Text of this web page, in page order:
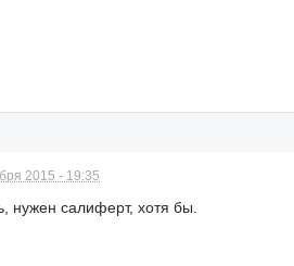
2015 - 19:35
нужен салиферт, хотя бы.